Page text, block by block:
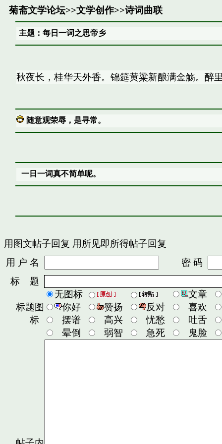
菊斋文学论坛>>文学创作>>诗词曲联
主题：每日一词之思帝乡
秋夜长，桂华天外香。锦筵黄粱新酿满金觞。醉
随意观荣辱，是寻常。
一日一词真不简单呢。
用图文帖子回复 用所见即所得帖子回复
用 户 名
密 码
标 题
标题图
标
无图标
文章
你好
赞扬 反对
喜欢
摆谱
高兴 忧愁
吐舌
晕倒
弱智 急死 鬼脸